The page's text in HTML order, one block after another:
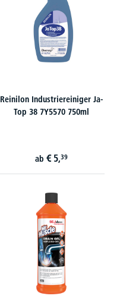
Reinilon Industriereiniger Ja-
Top 38 7Y5570 750ml
ab € 5,39